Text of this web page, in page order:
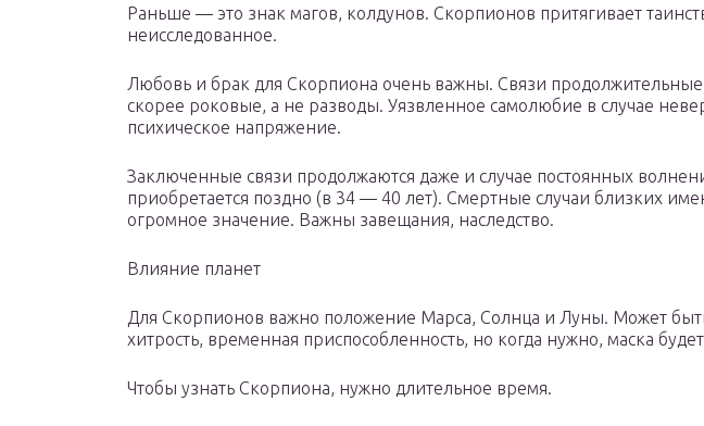
Раньше — это знак магов, колдунов. Скорпионов притягивает
неисследованное.
Любовь и брак для Скорпиона очень важны. Связи
скорее роковые, а не разводы. Уязвленное самолюбие в случае
психическое напряжение.
Заключенные связи продолжаются даже и случае постоянных
приобретается поздно (в 34 — 40 лет). Смертные случаи близких
огромное значение. Важны завещания, наследство.
Влияние планет
Для Скорпионов важно положение Марса, Солнца и Луны. Может
хитрость, временная приспособленность, но когда нужно, маска
Чтобы узнать Скорпиона, нужно длительное время.